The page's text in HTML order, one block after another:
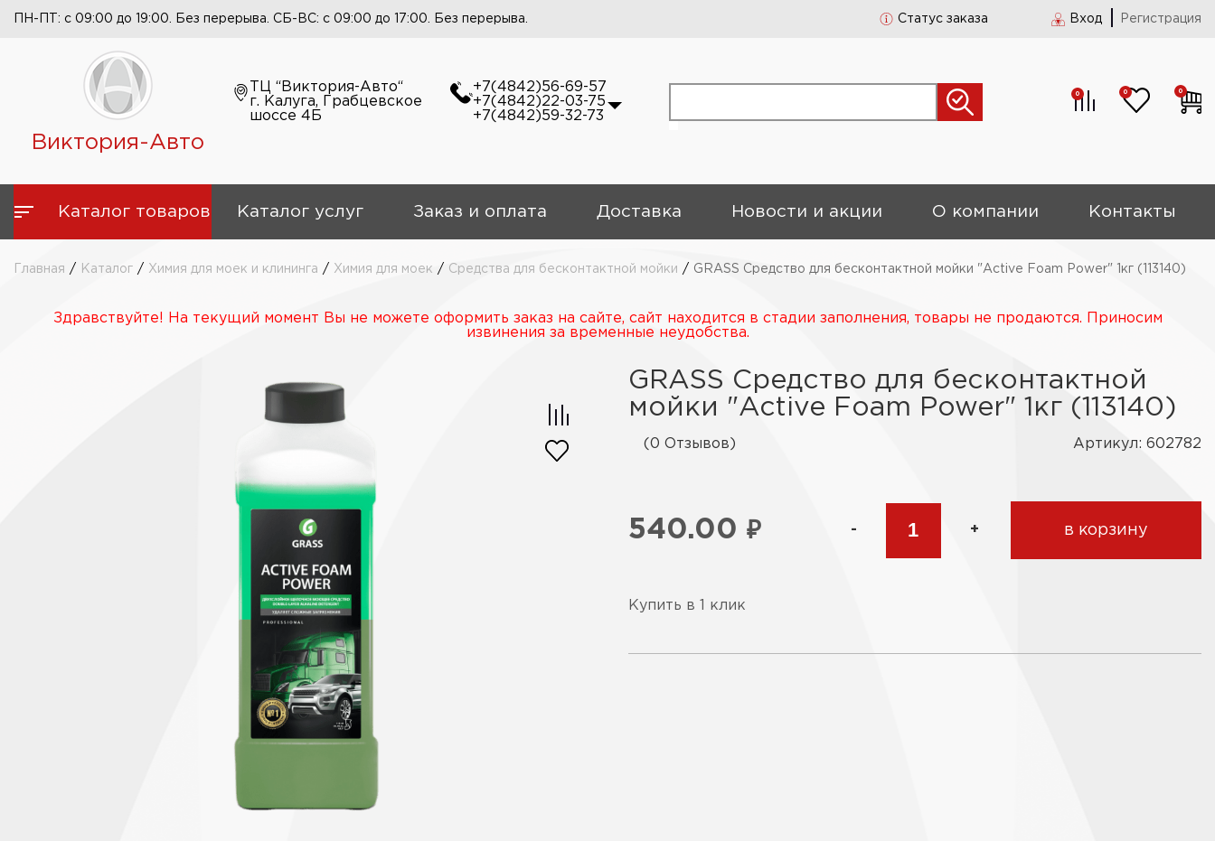
ПН-ПТ: с 09:00 до 19:00. Без перерыва. СБ-ВС: с 09:00 до 17:00. Без перерыва. Статус заказа Вход Регистрация
Виктория-Авто
ТЦ “Виктория-Авто“
г. Калуга, Грабцевское
шоссе 4Б
+7(4842)56-69-57
+7(4842)22-03-75
+7(4842)59-32-73
0 0 0
Каталог товаров Каталог услуг Заказ и оплата Доставка Новости и акции О компании Контакты
Главная / Каталог / Химия для моек и клининга / Химия для моек / Средства для бесконтактной мойки / GRASS Средство для бесконтактной мойки "Active Foam Power" 1кг (113140)
Здравствуйте! На текущий момент Вы не можете оформить заказ на сайте, сайт находится в стадии заполнения, товары не продаются. Приносим
извинения за временные неудобства.
GRASS Средство для бесконтактной
мойки "Active Foam Power" 1кг (113140)
(0 Отзывов) Артикул: 602782
540.00 ₽ - + в корзину
Купить в 1 клик